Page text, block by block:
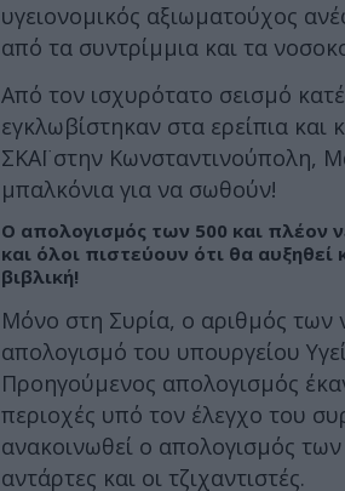
υγειονομικός αξιωματούχος
από τα συντρίμμια και τα
Από τον ισχυρότατο σεισμό
εγκλωβίστηκαν στα ερείπια
ΣΚΑΪ στην Κωνσταντινούπολη,
μπαλκόνια για να σωθούν!
Ο απολογισμός των 500 και πλέον
και όλοι πιστεύουν ότι θα
βιβλική!
Μόνο στη Συρία, ο αριθμός
απολογισμό του υπουργείου
Προηγούμενος απολογισμός
περιοχές υπό τον έλεγχο του
ανακοινωθεί ο απολογισμός
αντάρτες και οι τζιχαντιστές.